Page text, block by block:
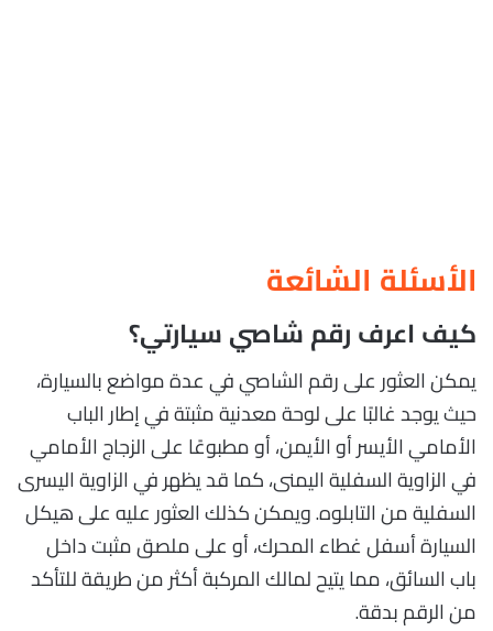
الأسئلة الشائعة
كيف اعرف رقم شاصي سيارتي؟
يمكن العثور على رقم الشاصي في عدة مواضع بالسيارة،
حيث يوجد غالبًا على لوحة معدنية مثبتة في إطار الباب
الأمامي الأيسر أو الأيمن، أو مطبوعًا على الزجاج الأمامي
في الزاوية السفلية اليمنى، كما قد يظهر في الزاوية اليسرى
السفلية من التابلوه. ويمكن كذلك العثور عليه على هيكل
السيارة أسفل غطاء المحرك، أو على ملصق مثبت داخل
باب السائق، مما يتيح لمالك المركبة أكثر من طريقة للتأكد
من الرقم بدقة.